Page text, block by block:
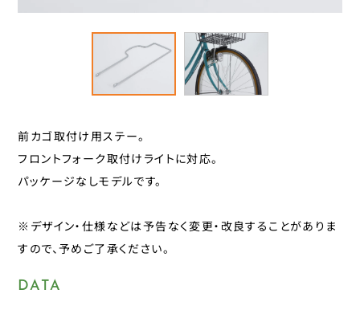
スポーツ小物
サイクルグッズ
カバー
子供のせ
工具
ジェントス
ジョイパレット
センタン工業
ティーエス
ニッコー
パナレーサー
前カゴ取付け用ステー。
フロントフォーク取付けライトに対応。
パッケージなしモデルです。
※デザイン・仕様などは予告なく変更・改良することがありま
すので、予めご了承ください。
DATA